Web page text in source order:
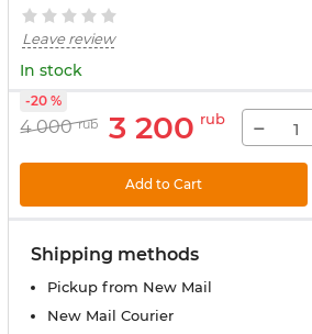
Leave review
In stock
4 000 rub 3 200 rub
-20 %
−
Add to Cart
Shipping methods
Pickup from New Mail
New Mail Courier